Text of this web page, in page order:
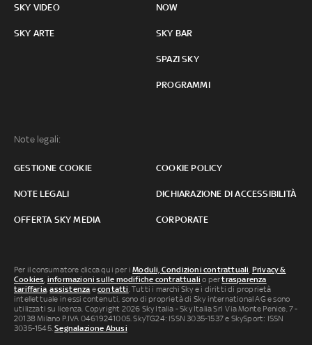
SKY VIDEO
SKY ARTE
NOW
SKY BAR
SPAZI SKY
PROGRAMMI
Note legali:
GESTIONE COOKIE COOKIE POLICY
NOTE LEGALI DICHIARAZIONE DI ACCESSIBILITÀ
OFFERTA SKY MEDIA CORPORATE
Per il consumatore clicca qui per iModuli, Condizioni contrattuali, Privacy &
Cookies, informazioni sulle modifiche contrattuali o pertrasparenza
tariffaria,assistenza econtatti. Tutti i marchi Sky e i diritti di proprietà
intellettuale in essi contenuti, sono di proprietà di Sky international AG e sono
utilizzati su licenza. Copyright 2026 Sky Italia - Sky Italia Srl Via Monte Penice, 7 -
20138 Milano P.IVA 04619241005. SkyTG24: ISSN 3035-1537 e SkySport: ISSN
3035-1545.Segnalazione Abusi